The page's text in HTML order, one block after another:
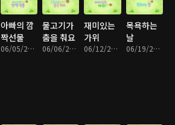
아빠의 깜
짝선물
06/05/2012 • 13분
물고기가
춤을 춰요
06/06/2012 • 15분
재미있는
가위
06/12/2012 • 15분
목욕하는
날
06/19/2012 • 14분